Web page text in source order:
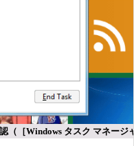
（［Windows タスク マネージ